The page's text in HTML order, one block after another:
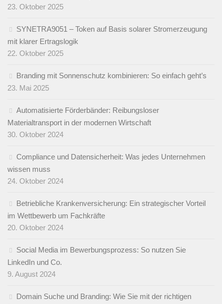
23. Oktober 2025
SYNETRA9051 – Token auf Basis solarer Stromerzeugung
mit klarer Ertragslogik
22. Oktober 2025
Branding mit Sonnenschutz kombinieren: So einfach geht’s
23. Mai 2025
Automatisierte Förderbänder: Reibungsloser
Materialtransport in der modernen Wirtschaft
30. Oktober 2024
Compliance und Datensicherheit: Was jedes Unternehmen
wissen muss
24. Oktober 2024
Betriebliche Krankenversicherung: Ein strategischer Vorteil
im Wettbewerb um Fachkräfte
20. Oktober 2024
Social Media im Bewerbungsprozess: So nutzen Sie
LinkedIn und Co.
9. August 2024
Domain Suche und Branding: Wie Sie mit der richtigen